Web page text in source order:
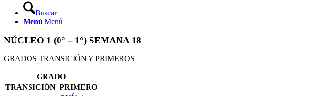
Buscar
Menú Menú
NÚCLEO 1 (0° – 1°) SEMANA 18
GRADOS TRANSICIÓN Y PRIMEROS
GRADO
TRANSICIÓN PRIMERO